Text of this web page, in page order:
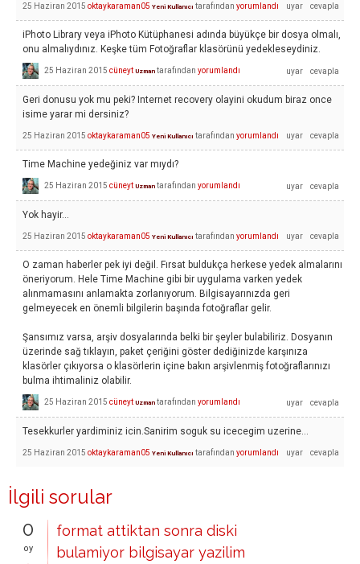
25 Haziran 2015 oktaykaraman05 Yeni Kullanıcı tarafından yorumlandı
iPhoto Library veya iPhoto Kütüphanesi adında büyükçe bir dosya olmalı,
onu almalıydınız. Keşke tüm Fotoğraflar klasörünü yedekleseydiniz.
25 Haziran 2015 cüneyt Uzman tarafından yorumlandı
Geri donusu yok mu peki? Internet recovery olayini okudum biraz once
isime yarar mi dersiniz?
25 Haziran 2015 oktaykaraman05 Yeni Kullanıcı tarafından yorumlandı
Time Machine yedeğiniz var mıydı?
25 Haziran 2015 cüneyt Uzman tarafından yorumlandı
Yok hayir...
25 Haziran 2015 oktaykaraman05 Yeni Kullanıcı tarafından yorumlandı
O zaman haberler pek iyi değil. Fırsat buldukça herkese yedek almalarını
öneriyorum. Hele Time Machine gibi bir uygulama varken yedek
alınmamasını anlamakta zorlanıyorum. Bilgisayarınızda geri
gelmeyecek en önemli bilgilerin başında fotoğraflar gelir.
Şansımız varsa, arşiv dosyalarında belki bir şeyler bulabiliriz. Dosyanın
üzerinde sağ tıklayın, paket çeriğini göster dediğinizde karşınıza
klasörler çıkıyorsa o klasörlerin içine bakın arşivlenmiş fotoğraflarınızı
bulma ihtimaliniz olabilir.
25 Haziran 2015 cüneyt Uzman tarafından yorumlandı
Tesekkurler yardiminiz icin.Sanirim soguk su icecegim uzerine...
25 Haziran 2015 oktaykaraman05 Yeni Kullanıcı tarafından yorumlandı
İlgili sorular
0
oy
format attiktan sonra diski
bulamiyor bilgisayar yazilim